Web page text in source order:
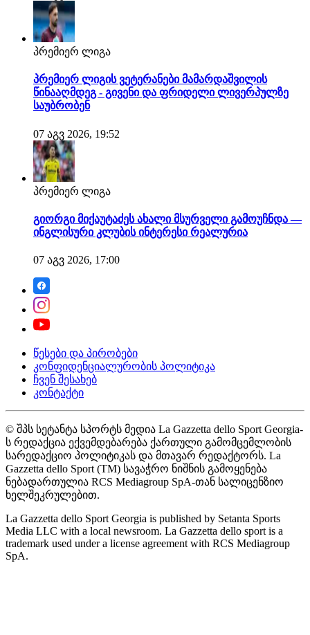
პრემიერ ლიგა
პრემიერ ლიგის ვეტერანები მამარდაშვილის
წინააღმდეგ - გივენი და ფრიდელი ლივერპულზე
საუბრობენ
07 აგვ 2026, 19:52
პრემიერ ლიგა
გიორგი მიქაუტაძეს ახალი მსურველი გამოუჩნდა —
ინგლისური კლუბის ინტერესი რეალურია
07 აგვ 2026, 17:00
წესები და პირობები
კონფიდენციალურობის პოლიტიკა
ჩვენ შესახებ
კონტაქტი
© შპს სეტანტა სპორტს მედია La Gazzetta dello Sport Georgia-
ს რედაქცია ექვემდებარება ქართული გამომცემლობის
სარედაქციო პოლიტიკას და მთავარ რედაქტორს. La
Gazzetta dello Sport (TM) სავაჭრო ნიშნის გამოყენება
ნებადართულია RCS Mediagroup SpA-თან სალიცენზიო
ხელშეკრულებით.
La Gazzetta dello Sport Georgia is published by Setanta Sports
Media LLC with a local newsroom. La Gazzetta dello sport is a
trademark used under a license agreement with RCS Mediagroup
SpA.